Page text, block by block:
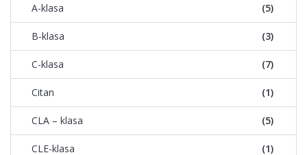
A-klasa (5)
B-klasa (3)
C-klasa (7)
Citan (1)
CLA – klasa (5)
CLE-klasa (1)